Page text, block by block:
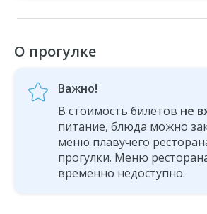
О прогулке
Важно!
В стоимость билетов не
питание, блюда можно
меню плавучего
прогулки. Меню
временно недоступно.